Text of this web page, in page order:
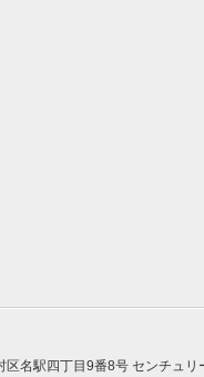
区名駅四丁目9番8号 センチュリ